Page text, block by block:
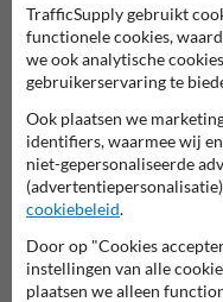
Scheepvaartbord in
deze informatie printen
overzicht officiële
Scheepvaartbord.nl
TrafficSupply gebruikt
functionele cookies,
we ook analytische
gebruikerservaring te
Ook plaatsen we
identifiers, waarmee wij
niet-gepersonaliseerde
cookiebeleid.
Door op "Cookies
instellingen van alle
plaatsen we alleen